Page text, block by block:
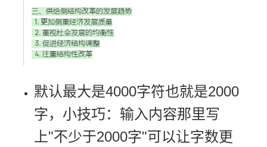
默认最大是4000字符也就是2000
字，小技巧：输入内容那里写
上"不少于2000字"可以让字数更